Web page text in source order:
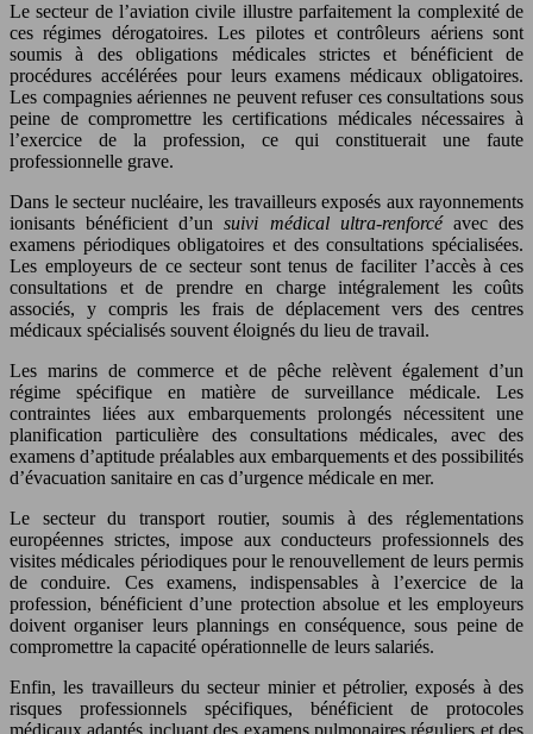
Le secteur de l’aviation civile illustre parfaitement la complexité de
ces régimes dérogatoires. Les pilotes et contrôleurs aériens sont
soumis à des obligations médicales strictes et bénéficient de
procédures accélérées pour leurs examens médicaux obligatoires.
Les compagnies aériennes ne peuvent refuser ces consultations sous
peine de compromettre les certifications médicales nécessaires à
l’exercice de la profession, ce qui constituerait une faute
professionnelle grave.
Dans le secteur nucléaire, les travailleurs exposés aux rayonnements
ionisants bénéficient d’unsuivi médical ultra-renforcé avec des
examens périodiques obligatoires et des consultations spécialisées.
Les employeurs de ce secteur sont tenus de faciliter l’accès à ces
consultations et de prendre en charge intégralement les coûts
associés, y compris les frais de déplacement vers des centres
médicaux spécialisés souvent éloignés du lieu de travail.
Les marins de commerce et de pêche relèvent également d’un
régime spécifique en matière de surveillance médicale. Les
contraintes liées aux embarquements prolongés nécessitent une
planification particulière des consultations médicales, avec des
examens d’aptitude préalables aux embarquements et des possibilités
d’évacuation sanitaire en cas d’urgence médicale en mer.
Le secteur du transport routier, soumis à des réglementations
européennes strictes, impose aux conducteurs professionnels des
visites médicales périodiques pour le renouvellement de leurs permis
de conduire. Ces examens, indispensables à l’exercice de la
profession, bénéficient d’une protection absolue et les employeurs
doivent organiser leurs plannings en conséquence, sous peine de
compromettre la capacité opérationnelle de leurs salariés.
Enfin, les travailleurs du secteur minier et pétrolier, exposés à des
risques professionnels spécifiques, bénéficient de protocoles
médicaux adaptés incluant des examens pulmonaires réguliers et des